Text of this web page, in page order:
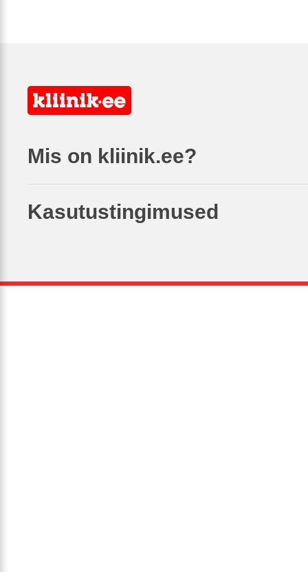
Mis on kliinik.ee?
Kasutustingimused